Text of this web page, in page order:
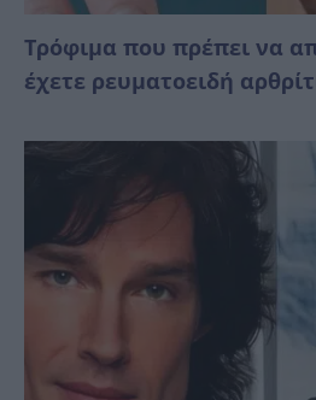
Τρόφιμα που πρέπει να
έχετε ρευματοειδή